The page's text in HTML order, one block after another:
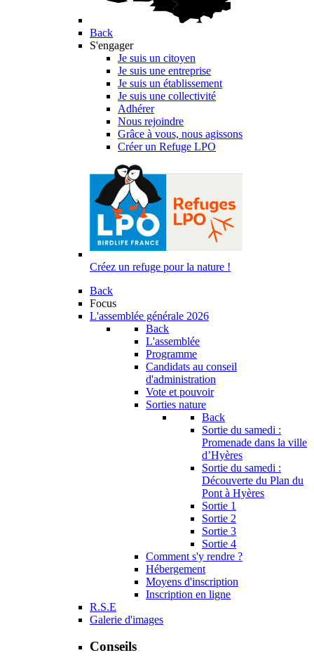
Back
S'engager
Je suis un citoyen
Je suis une entreprise
Je suis un établissement
Je suis une collectivité
Adhérer
Nous rejoindre
Grâce à vous, nous agissons
Créer un Refuge LPO
Créez un refuge pour la nature !
Back
Focus
L'assemblée générale 2026
Back
L'assemblée
Programme
Candidats au conseil
d'administration
Vote et pouvoir
Sorties nature
Back
Sortie du samedi :
Promenade dans la ville
d’Hyères
Sortie du samedi :
Découverte du Plan du
Pont à Hyères
Sortie 1
Sortie 2
Sortie 3
Sortie 4
Comment s'y rendre ?
Hébergement
Moyens d'inscription
Inscription en ligne
R.S.E
Galerie d'images
Conseils